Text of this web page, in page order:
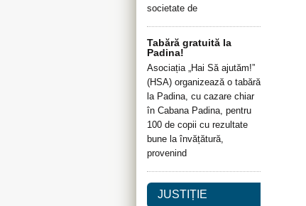
societate de
Tabără gratuită la
Padina!
Asociația „Hai Să ajutăm!”
(HSA) organizează o tabără
la Padina, cu cazare chiar
în Cabana Padina, pentru
100 de copii cu rezultate
bune la învățătură,
provenind
JUSTIȚIE